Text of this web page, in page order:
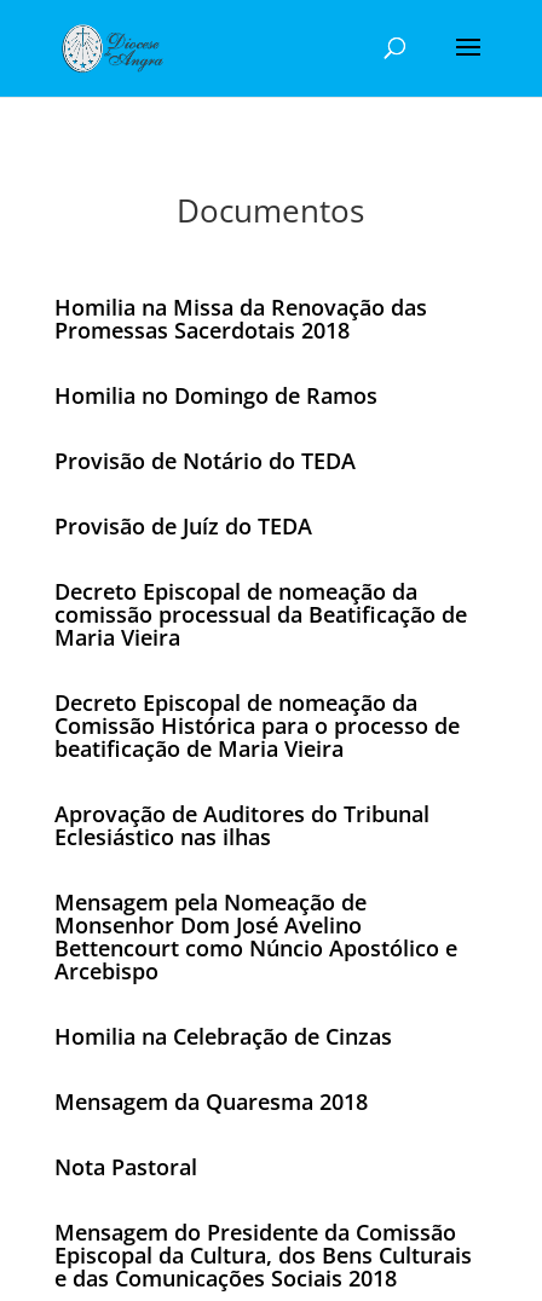
Documentos
Homilia na Missa da Renovação das
Promessas Sacerdotais 2018
Homilia no Domingo de Ramos
Provisão de Notário do TEDA
Provisão de Juíz do TEDA
Decreto Episcopal de nomeação da
comissão processual da Beatificação de
Maria Vieira
Decreto Episcopal de nomeação da
Comissão Histórica para o processo de
beatificação de Maria Vieira
Aprovação de Auditores do Tribunal
Eclesiástico nas ilhas
Mensagem pela Nomeação de
Monsenhor Dom José Avelino
Bettencourt como Núncio Apostólico e
Arcebispo
Homilia na Celebração de Cinzas
Mensagem da Quaresma 2018
Nota Pastoral
Mensagem do Presidente da Comissão
Episcopal da Cultura, dos Bens Culturais
e das Comunicações Sociais 2018